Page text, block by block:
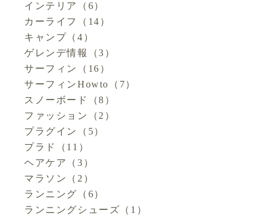
インテリア
（6）
カーライフ
（14）
キャンプ （4）
ゲレンデ情報
（3）
サーフィン
（16）
サーフィンHowto
（7）
スノーボード
（8）
ファッション
（2）
プラグイン
（5）
プラド
（11）
ヘアケア
（3）
マラソン
（2）
ランニング
（6）
ランニングシューズ （1）